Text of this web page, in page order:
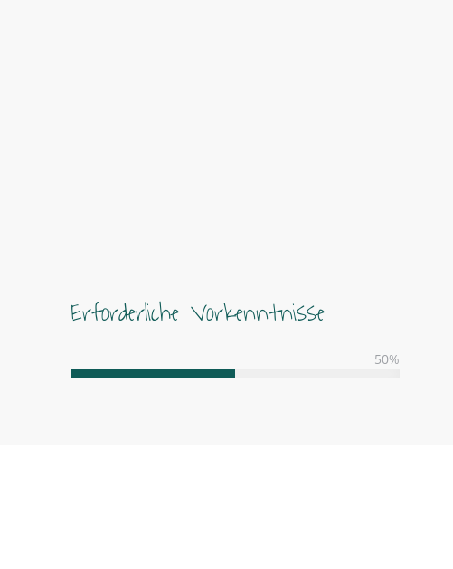
Erforderliche Vorkenntnisse
50%